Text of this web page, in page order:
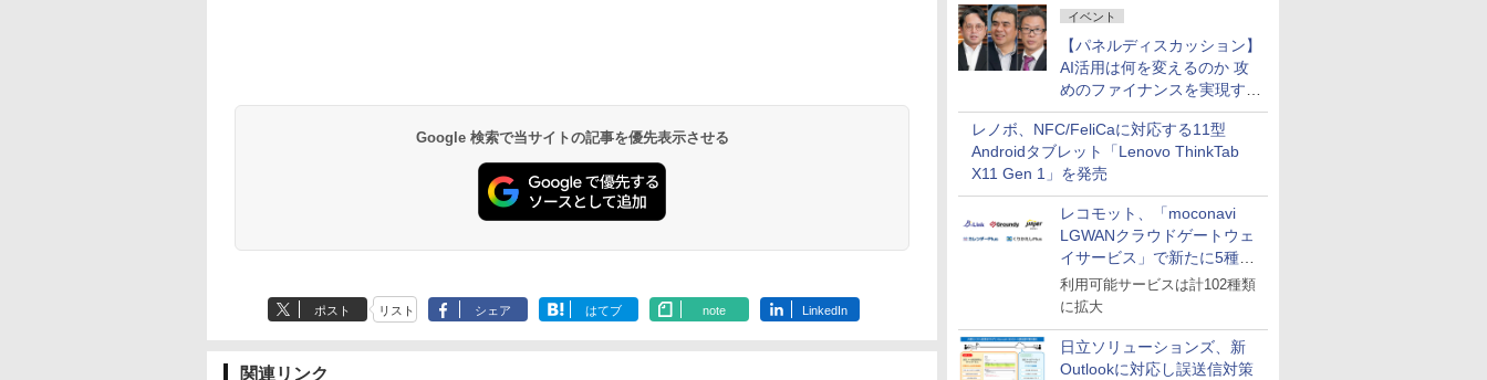
イベント
【パネルディスカッション】
AI活用は何を変えるのか 攻
めのファイナンスを実現する
業務設計とマインドセット変
革
レノボ、NFC/FeliCaに対応する11型
Androidタブレット「Lenovo ThinkTab
X11 Gen 1」を発売
レコモット、「moconavi
LGWANクラウドゲートウェ
イサービス」で新たに5種類
のサービスと連携開始
利用可能サービスは計102種類
に拡大
日立ソリューションズ、新
Outlookに対応し誤送信対策
Google 検索で当サイトの記事を優先表示させる
ポスト リスト シェア はてブ note LinkedIn
関連リンク